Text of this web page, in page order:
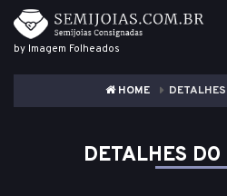
by Imagem Folheados
HOME
DETALHES